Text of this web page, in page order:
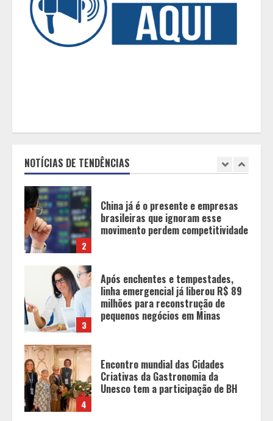
NOTÍCIAS DE TENDÊNCIAS
5
OAB-MG realiza a 1ª Conferência
2
3
Após enchentes e tempestades,
linha emergencial já liberou R$ 89
milhões para reconstrução de
pequenos negócios em Minas
4
Encontro mundial das Cidades
Criativas da Gastronomia da
Unesco tem a participação de BH
5
Das viagens à Lua à fantasia do
autocuidado